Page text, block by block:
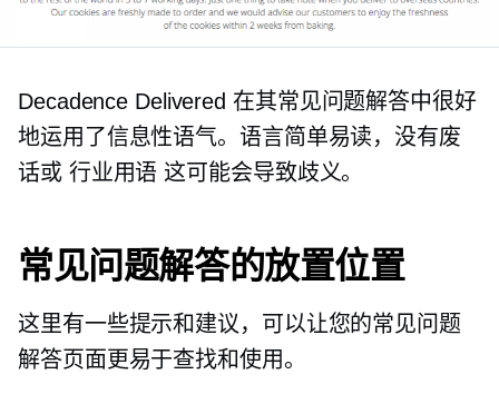
Decadence Delivered 在其常见问题解答中很好
地运用了信息性语气。语言简单易读，没有废
话或 行业用语 这可能会导致歧义。
常见问题解答的放置位置
这里有一些提示和建议，可以让您的常见问题
解答页面更易于查找和使用。